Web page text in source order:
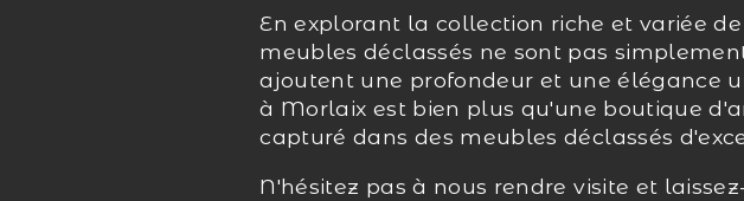
En explorant la collection riche et variée
meubles déclassés ne sont pas
ajoutent une profondeur et une élégance
à Morlaix est bien plus qu'une boutique
capturé dans des meubles déclassés
N'hésitez pas à nous rendre visite et